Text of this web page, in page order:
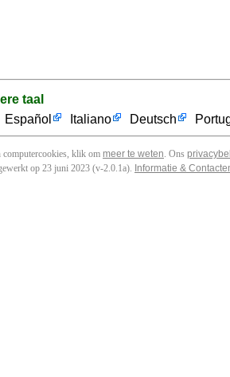
taal
Español Italiano Deutsch
computercookies, klik om meer te weten. Ons
op 23 juni 2023 (v-2.0.1a). Informatie &